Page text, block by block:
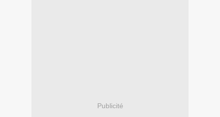
Publicité